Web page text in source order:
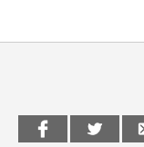
Sin categoría